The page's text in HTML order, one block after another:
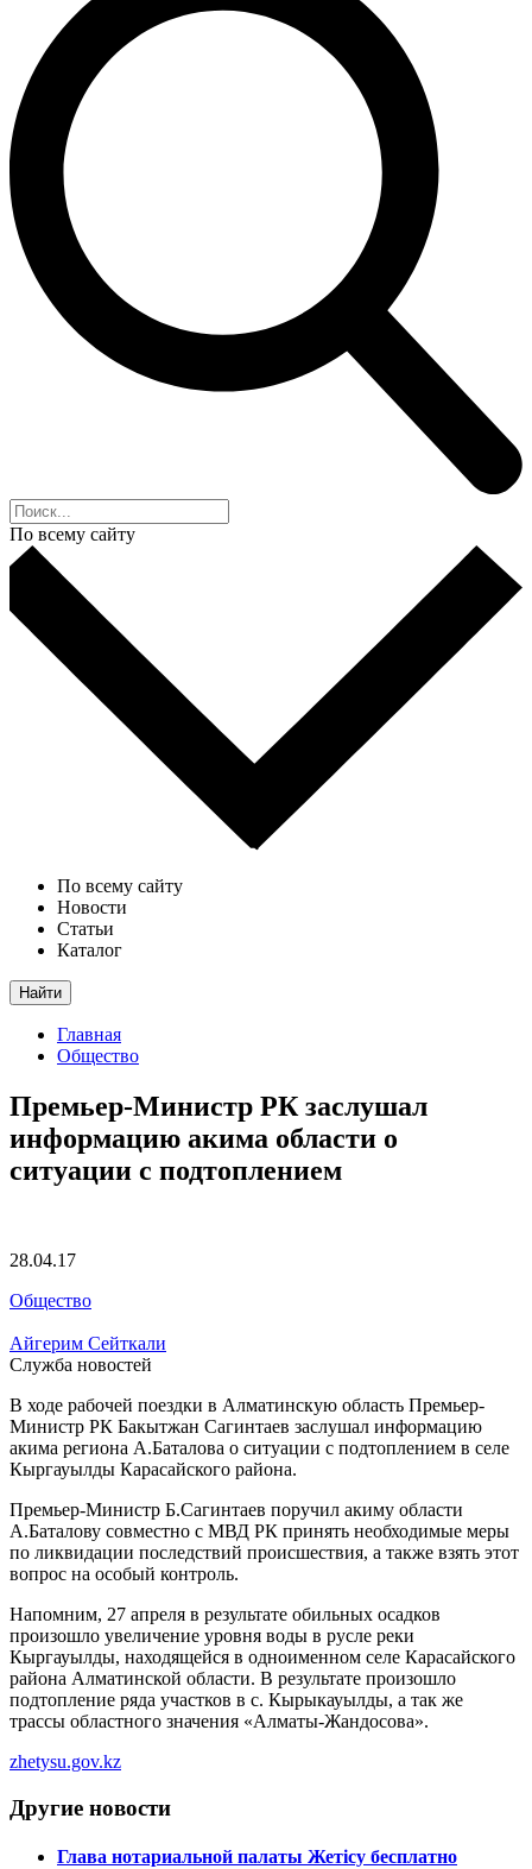
По всему сайту
По всему сайту
Новости
Статьи
Каталог
Найти
Главная
Общество
Премьер-Министр РК заслушал
информацию акима области о
ситуации с подтоплением
28.04.17
Общество
Айгерим Сейткали
Служба новостей
В ходе рабочей поездки в Алматинскую область Премьер-
Министр РК Бакытжан Сагинтаев заслушал информацию
акима региона А.Баталова о ситуации с подтоплением в селе
Кыргауылды Карасайского района.
Премьер-Министр Б.Сагинтаев поручил акиму области
A.Баталову совместно с МВД РК принять необходимые меры
по ликвидации последствий происшествия, а также взять этот
вопрос на особый контроль.
Напомним, 27 апреля в результате обильных осадков
произошло увеличение уровня воды в русле реки
Кыргауылды, находящейся в одноименном селе Карасайского
района Алматинской области. В результате произошло
подтопление ряда участков в с. Кырыкауылды, а так же
трассы областного значения «Алматы-Жандосова».
zhetysu.gov.kz
Другие новости
Глава нотариальной палаты Жетісу бесплатно